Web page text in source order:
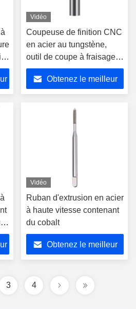
Vidéo
Coupeuse de finition CNC
en acier au tungstène,
outil de coupe à fraisage
plat, revêtement nano
Obtenez le meilleur
Vidéo
Ruban d'extrusion en acier
à haute vitesse contenant
du cobalt
Obtenez le meilleur
3 4